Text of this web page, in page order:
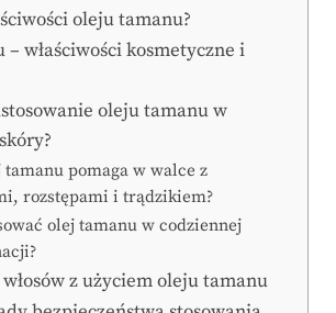
oleju tamanu?
– właściwości kosmetyczne i
oleju tamanu w
tamanu pomaga w walce z
rozstępami i trądzikiem?
olej tamanu w codziennej
z użyciem oleju tamanu